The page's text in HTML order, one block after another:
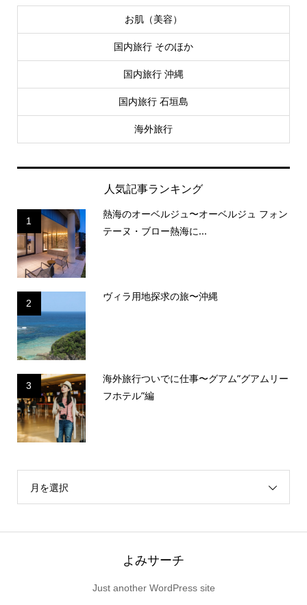
お肌（美容）
国内旅行 そのほか
国内旅行 沖縄
国内旅行 石垣島
海外旅行
人気記事ランキング
1
熱海のオーベルジュ〜オーベルジュ フォン
テーヌ・ブロー熱海に...
2
ヴィラ用地探求の旅〜沖縄
3
海外旅行ついでに仕事〜グアム”グアムリー
フホテル”編
月を選択
よみサーチ
Just another WordPress site